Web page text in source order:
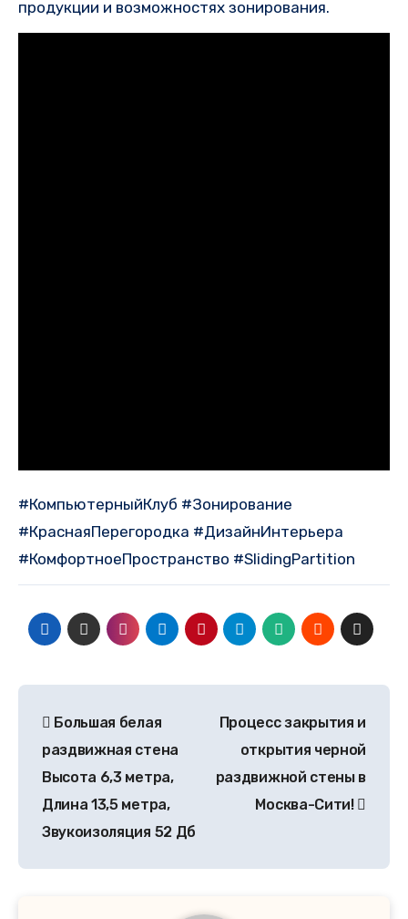
продукции и возможностях зонирования.
#КомпьютерныйКлуб #Зонирование
#КраснаяПерегородка #ДизайнИнтерьера
#КомфортноеПространство #SlidingPartition
Большая белая
раздвижная стена
Высота 6,3 метра,
Длина 13,5 метра,
Звукоизоляция 52 Дб
Процесс закрытия и
открытия черной
раздвижной стены в
Москва-Сити!